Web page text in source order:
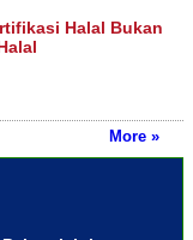
Halal Bukan
More »